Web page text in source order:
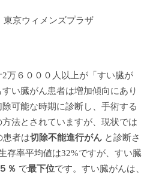
東京ウィメンズプラザ
2万６０００人以上が「すい臓が
い臓がん患者は増加傾向にあり
可能な時期に診断し、手術する
法とされていますが、現状では
患者は切除不能進行がん と診断さ
存率平均値は32%ですが、すい臓
５％ で最下位です。すい臓がんは、